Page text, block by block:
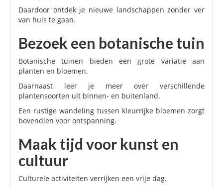
Daardoor ontdek je nieuwe landschappen zonder ver
van huis te gaan.
Bezoek een botanische tuin
Botanische tuinen bieden een grote variatie aan
planten en bloemen.
Daarnaast leer je meer over verschillende
plantensoorten uit binnen- en buitenland.
Een rustige wandeling tussen kleurrijke bloemen zorgt
bovendien voor ontspanning.
Maak tijd voor kunst en
cultuur
Culturele activiteiten verrijken een vrije dag.